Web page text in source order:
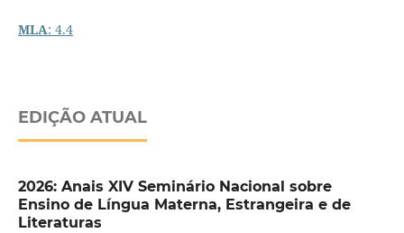
MLA: 4.4
EDIÇÃO ATUAL
2026: Anais XIV Seminário Nacional sobre
Ensino de Língua Materna, Estrangeira e de
Literaturas